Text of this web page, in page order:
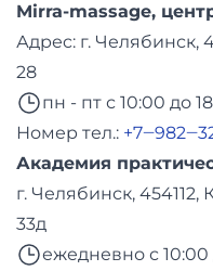
Mirra-massage,
Адреc: г. Челябинск,
28
пн - пт с 10:00 до
Номер тел.:
Академия
г. Челябинск,
33д
ежедневно с 10:00